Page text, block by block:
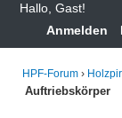
Hallo, Gast!
Anmelden
HPF-Forum ›
Auftriebskörper